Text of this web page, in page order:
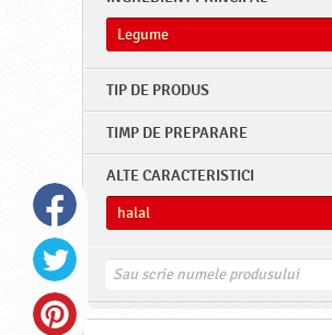
Legume
TIP DE PRODUS
TIMP DE PREPARARE
ALTE CARACTERISTICI
halal